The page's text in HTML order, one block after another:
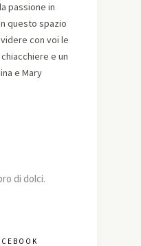
passione in
questo spazio
con voi le
e un
e Mary
di dolci.